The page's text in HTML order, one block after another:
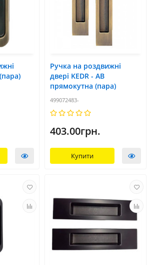
Ручка на роздвижні
двері KEDR - AB
прямокутна (пара)
499072483-
403.00грн.
Купити